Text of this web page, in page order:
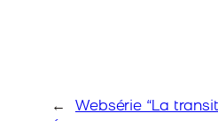
←
Websérie “La